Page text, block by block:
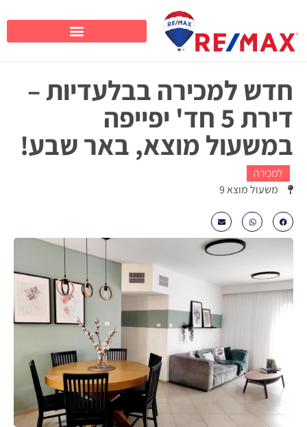
חדש למכירה בבלעדיות –
דירת 5 חד' יפייפה
במשעול מוצא, באר שבע!
למכירה
משעול מוצא 9
₪1650000